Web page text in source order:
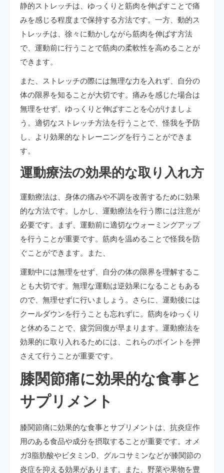
静的ストレッチは、ゆっくりと筋肉を伸ばすことで痛
みを感じる程度まで保持する方法です。一方、動的ス
トレッチは、徐々に動かしながら筋肉を伸ばす方法
で、運動前に行うことで筋肉の柔軟性を高めることが
できます。
また、ストレッチの際には無理な力を入れず、自分の
体の限界を知ることが大切です。痛みを感じた場合は
無理をせず、ゆっくりと伸ばすことを心がけましょ
う。適切なストレッチ方法を行うことで、怪我を予防
し、より効果的なトレーニングを行うことができま
す。
運動療法の効果的な取り入れ方
運動療法は、身体の痛みや不調を改善するために効果
的な方法です。しかし、運動療法を行う際には注意が
必要です。まず、運動前に適切なウォーミングアップ
を行うことが重要です。筋肉を温めることで怪我を防
ぐことができます。また、
運動中には無理をせず、自分の体の限界を理解するこ
とも大切です。無理な運動は逆効果になることもある
ので、無理せずに行いましょう。さらに、運動後には
クールダウンを行うことも忘れずに。筋肉をゆっくり
と休めることで、疲労回復が早まります。運動療法を
効果的に取り入れるためには、これらのポイントを押
さえて行うことが重要です。
膝関節痛に効果的な食事と
サプリメント
膝関節痛に効果的な食事とサプリメントは、抗炎症作
用のある食品や成分を摂取することが重要です。オメ
ガ3脂肪酸やビタミンD、グルコサミンなどが膝関節の
炎症を抑える効果があります。また、野菜や果物を豊